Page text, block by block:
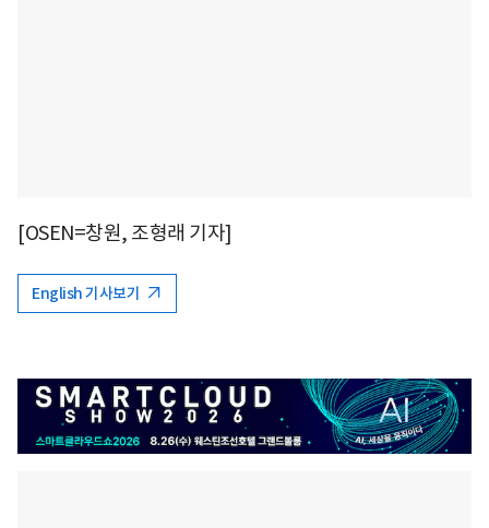
[OSEN=창원, 조형래 기자]
English 기사보기